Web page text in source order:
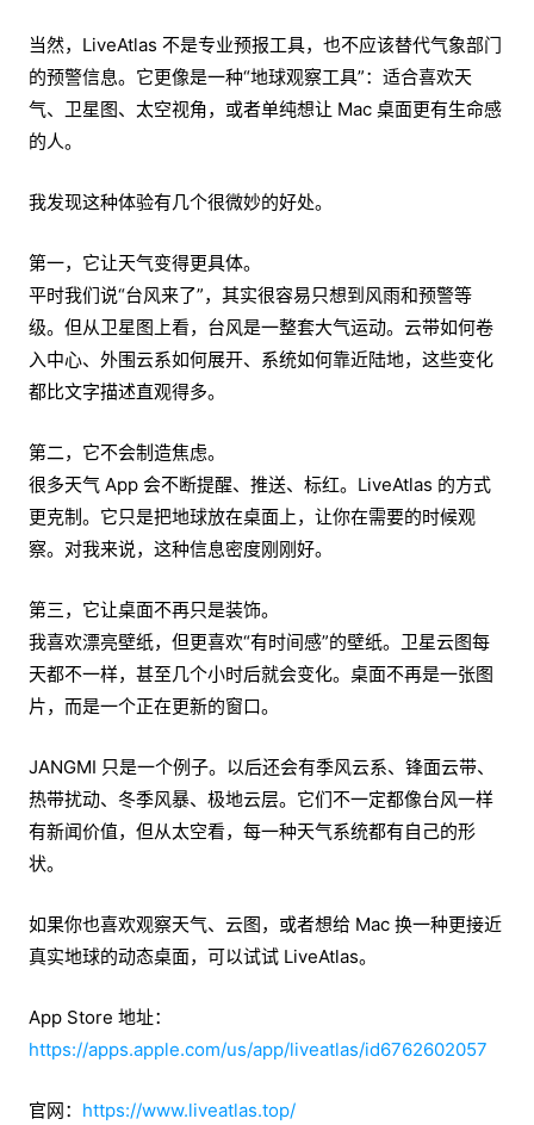
当然，LiveAtlas 不是专业预报工具，也不应该替代气象部门
的预警信息。它更像是一种“地球观察工具”：适合喜欢天
气、卫星图、太空视角，或者单纯想让 Mac 桌面更有生命感
的人。
我发现这种体验有几个很微妙的好处。
第一，它让天气变得更具体。
平时我们说“台风来了”，其实很容易只想到风雨和预警等
级。但从卫星图上看，台风是一整套大气运动。云带如何卷
入中心、外围云系如何展开、系统如何靠近陆地，这些变化
都比文字描述直观得多。
第二，它不会制造焦虑。
很多天气 App 会不断提醒、推送、标红。LiveAtlas 的方式
更克制。它只是把地球放在桌面上，让你在需要的时候观
察。对我来说，这种信息密度刚刚好。
第三，它让桌面不再只是装饰。
我喜欢漂亮壁纸，但更喜欢“有时间感”的壁纸。卫星云图每
天都不一样，甚至几个小时后就会变化。桌面不再是一张图
片，而是一个正在更新的窗口。
JANGMI 只是一个例子。以后还会有季风云系、锋面云带、
热带扰动、冬季风暴、极地云层。它们不一定都像台风一样
有新闻价值，但从太空看，每一种天气系统都有自己的形
状。
如果你也喜欢观察天气、云图，或者想给 Mac 换一种更接近
真实地球的动态桌面，可以试试 LiveAtlas。
App Store 地址：
https://apps.apple.com/us/app/liveatlas/id6762602057
官网： https://www.liveatlas.top/